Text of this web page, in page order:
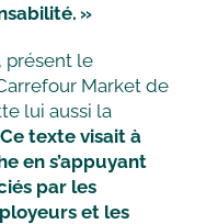
»
présent le
Market de
lui aussi la
texte visait à
en s’appuyant
par les
et les